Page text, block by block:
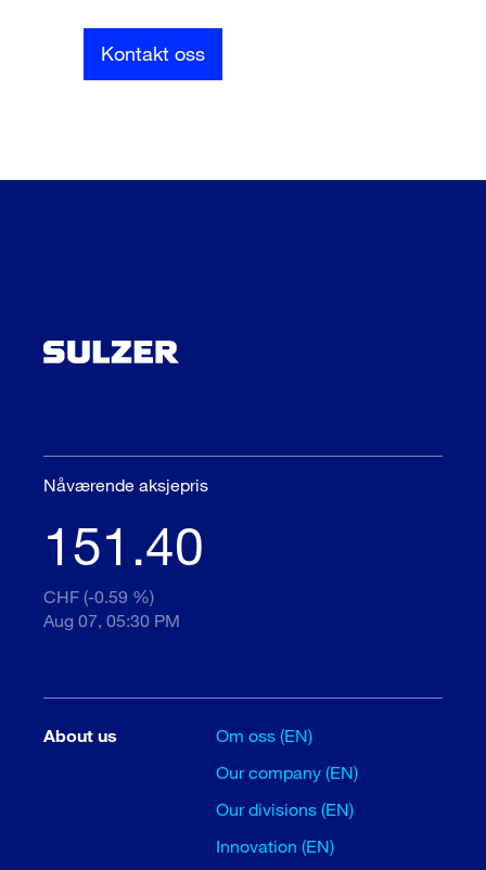
Kontakt oss
Nåværende aksjepris
151.40
CHF (-0.59 %)
Aug 07, 05:30 PM
About us
Om oss (EN)
Our company (EN)
Our divisions (EN)
Innovation (EN)